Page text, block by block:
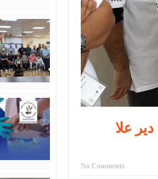
علا
No Comments